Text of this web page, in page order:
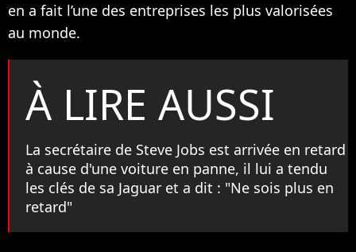
en a fait l’une des entreprises les plus valorisées
au monde.
À LIRE AUSSI
La secrétaire de Steve Jobs est arrivée en retard
à cause d'une voiture en panne, il lui a tendu
les clés de sa Jaguar et a dit : "Ne sois plus en
retard"